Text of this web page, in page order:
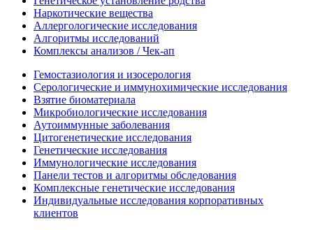
Наркотические вещества
Аллергологические исследования
Алгоритмы исследований
Комплексы анализов / Чек-ап
Гемостазиология и изосерология
Серологические и иммунохимические исследования
Взятие биоматериала
Микробиологические исследования
Аутоиммунные заболевания
Цитогенетические исследования
Генетические исследования
Иммунологические исследования
Панели тестов и алгоритмы обследования
Комплексные генетические исследования
Индивидуальные исследования корпоративных
клиентов